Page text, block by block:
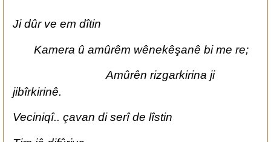
Ji dûr ve em dîtin
Kamera û amûrêm wênekêşanê bi me re;
Amûrên rizgarkirina ji
jibîrkirinê.
Veciniqî.. çavan di serî de lîstin